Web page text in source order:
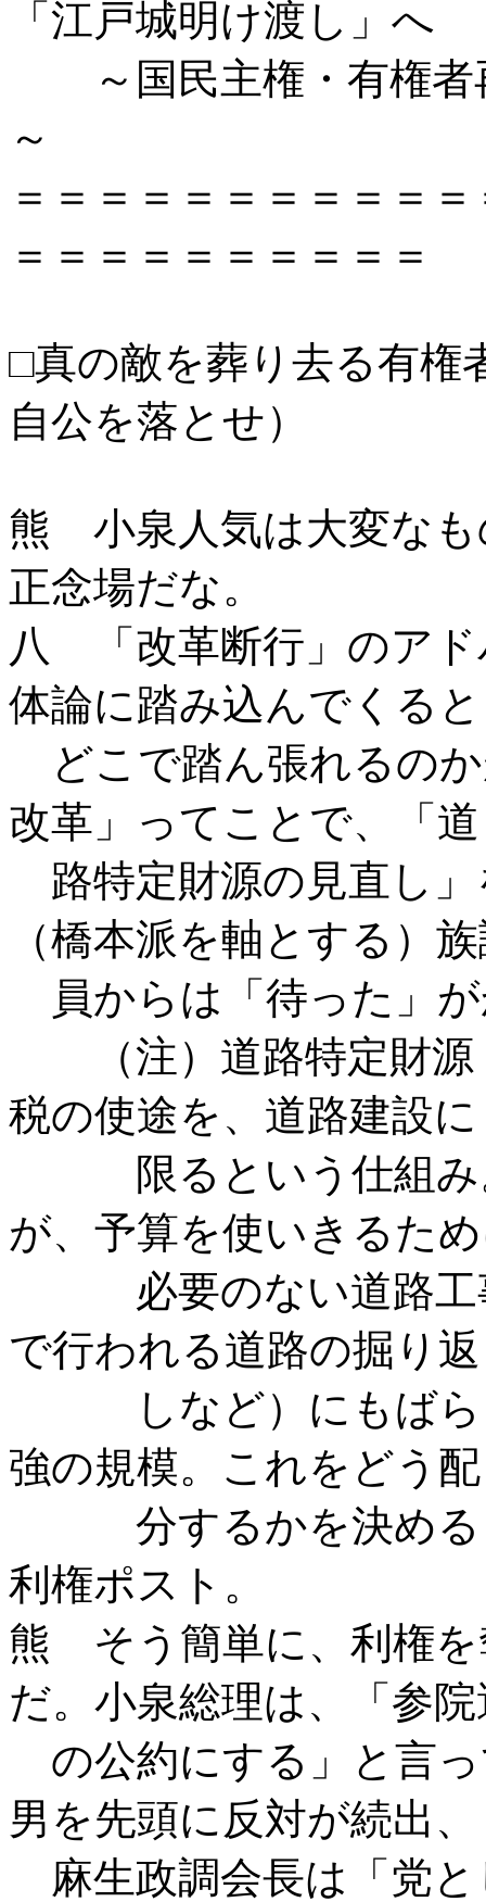
「江戸城明け渡し」へ
～国民主権・有権者
～
＝＝＝＝＝＝＝＝＝＝
＝＝＝＝＝＝＝＝＝＝
□真の敵を葬り去る有権
自公を落とせ）
熊 小泉人気は大変なも
正念場だな。
八 「改革断行」のアド
体論に踏み込んでくると
どこで踏ん張れるの
改革」ってことで、「道
路特定財源の見直し
（橋本派を軸とする）
員からは「待った」
（注）道路特定財源
税の使途を、道路建設に
限るという仕組み。
が、予算を使いきるた
必要のない道路工事
で行われる道路の掘り返
しなど）にもばらま
強の規模。これをどう配
分するかを決める自
利権ポスト。
熊 そう簡単に、利権を
だ。小泉総理は、「参院
の公約にする」と言
男を先頭に反対が続出、
麻生政調会長は「党